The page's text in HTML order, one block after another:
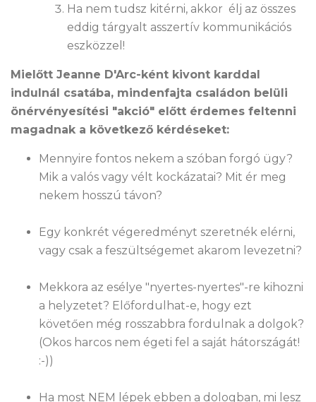
Ha nem tudsz kitérni, akkor élj az összes
eddig tárgyalt asszertív kommunikációs
eszközzel!
Mielőtt Jeanne D'Arc-ként kivont karddal
indulnál csatába, mindenfajta családon belüli
önérvényesítési "akció" előtt érdemes feltenni
magadnak a következő kérdéseket:
Mennyire fontos nekem a szóban forgó ügy?
Mik a valós vagy vélt kockázatai? Mit ér meg
nekem hosszú távon?
Egy konkrét végeredményt szeretnék elérni,
vagy csak a feszültségemet akarom levezetni?
Mekkora az esélye "nyertes-nyertes"-re kihozni
a helyzetet? Előfordulhat-e, hogy ezt
követően még rosszabbra fordulnak a dolgok?
(Okos harcos nem égeti fel a saját hátországát!
:-))
Ha most NEM lépek ebben a dologban, mi lesz